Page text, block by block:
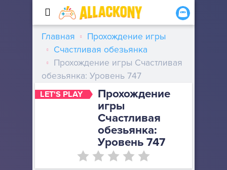
LET'S PLAY
Прохождение
игры
Счастливая
обезьянка:
Уровень 747
Главная
Прохождение игры
Счастливая обезьянка
Прохождение игры Счастливая
обезьянка: Уровень 747